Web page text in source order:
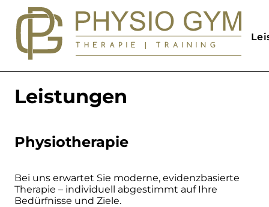
Leistungen
Physiotherapie
Bei uns erwartet Sie moderne, evidenzbasierte
Therapie – individuell abgestimmt auf Ihre
Bedürfnisse und Ziele.